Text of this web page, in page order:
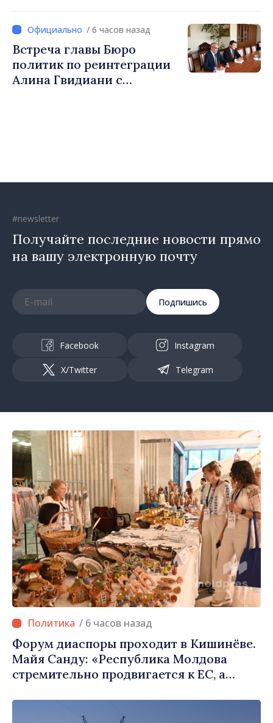
посол Швеции Петра Лярке
/ 6 часов назад
Встреча главы Бюро
политик по реинтеграции
Алина Гвидиани с
#newsletter
Получайте последние новости прямо
на вашу электронную почту
Подпишись
Facebook Instagram
X/Twitter Telegram
/ 6 часов назад
Форум диаспоры проходит в Кишинёве.
Майя Санду: «Республика Молдова
стремительно продвигается к ЕС, а
продвижении и поддержке этого пути»